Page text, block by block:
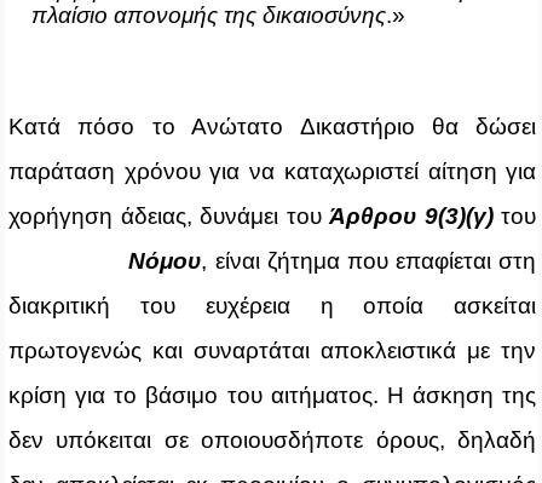
πλαίσιο απονομής της δικαιοσύνης.»
Κατά πόσο το Ανώτατο Δικαστήριο θα δώσει
παράταση χρόνου για να καταχωριστεί αίτησηγια
χορήγηση άδειας, δυνάμει τουΆρθρου 9(3)(γ)του
Νόμου, είναι ζήτημα που επαφίεται στη
διακριτική του ευχέρεια η οποία ασκείται
πρωτογενώς και συναρτάται αποκλειστικά με την
κρίση για το βάσιμο του αιτήματος. Η άσκηση της
δεν υπόκειται σε οποιουσδήποτε όρους, δηλαδή